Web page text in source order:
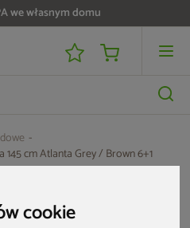
cookie
we własnym domu
cm Atlanta Grey / Brown 6+1